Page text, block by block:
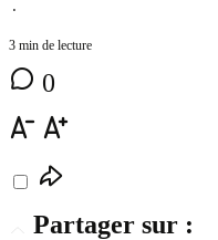
⋅
3 min de lecture
0
Partager sur :